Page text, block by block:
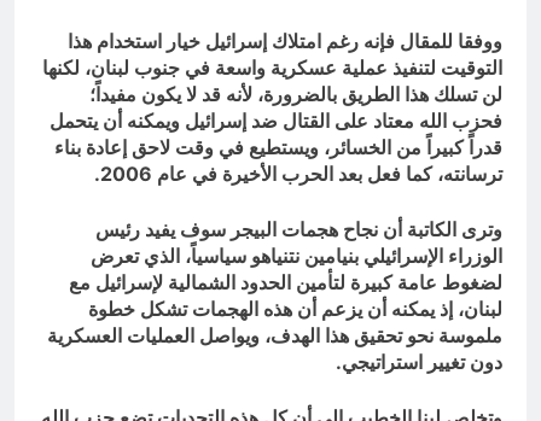
ووفقا للمقال فإنه رغم امتلاك إسرائيل خيار استخدام هذا
التوقيت لتنفيذ عملية عسكرية واسعة في جنوب لبنان، لكنها
لن تسلك هذا الطريق بالضرورة، لأنه قد لا يكون مفيداً؛
فحزب الله معتاد على القتال ضد إسرائيل ويمكنه أن يتحمل
قدراً كبيراً من الخسائر، ويستطيع في وقت لاحق إعادة بناء
ترسانته، كما فعل بعد الحرب الأخيرة في عام 2006.
وترى الكاتبة أن نجاح هجمات البيجر سوف يفيد رئيس
الوزراء الإسرائيلي بنيامين نتنياهو سياسياً، الذي تعرض
لضغوط عامة كبيرة لتأمين الحدود الشمالية لإسرائيل مع
لبنان، إذ يمكنه أن يزعم أن هذه الهجمات تشكل خطوة
ملموسة نحو تحقيق هذا الهدف، ويواصل العمليات العسكرية
دون تغيير استراتيجي.